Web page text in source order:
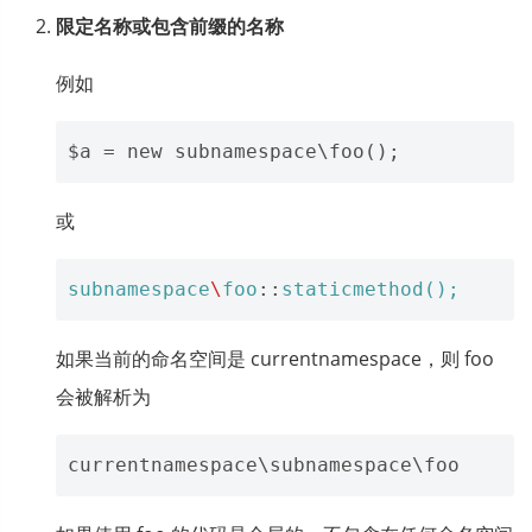
限定名称或包含前缀的名称
例如
或
subnamespace\foo :: staticmethod ();
如果当前的命名空间是 currentnamespace，则 foo
会被解析为